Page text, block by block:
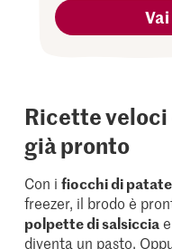
Ricette
già pronto
Con ifiocchi di patate
freezer, il brodo è
polpette di salsiccia
diventa un pasto.